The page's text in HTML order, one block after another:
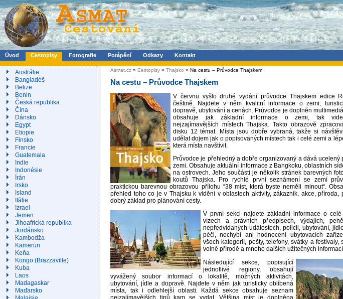
Úvod Cestopisy Fotografie Potápění Odkazy Kontakt
Austrálie
Bangladéš
Belize
Benin
Česká republika
Čína
Dánsko
Egypt
Etiopie
Finsko
Francie
Guatemala
Indie
Indonésie
Írán
Irsko
Island
Itálie
Izrael
Jemen
Jihoafrická republika
Jordánsko
Kambodža
Kamerun
Keňa
Kongo (Brazzaville)
Kuba
Laos
Madagaskar
Maďarsko
Asmat.cz » Cestopisy » Thajsko » Na cestu – Průvodce Thajskem
Na cestu – Průvodce Thajskem
V červnu vyšlo druhé vydání průvodce Thajskem edice
češtině. Najdete v něm kvalitní informace o zemi,
dopravě, ubytování a cenách. Průvodce je doplněn
obsahuje jak základní informace o zemi, tak
nejzajímavějších místech Thajska. Takto obrazově
disku 12 témat. Místa jsou dobře vybraná, takže si
udělat dojem jak o popisovaných místech tak i celé zemi a
která místa navštívit.
Průvodce je přehledný a dobře organizovaný a dává ucelený
zemi. Obsahuje aktuální informace z Bangkoku, oblastních
na ostrovech. Jeho součástí je několik stránek barevných
koutů Thajska. Pro rychlé první seznámení se zemí
praktickou barevnou obrazovou přílohu “38 míst, která byste neměli minout“.
přehled toho co je v Thajsku k vidění v oblastech aktivity, zákazník, akce, příroda,
dobrý základ pro plánování cesty.
V první sekci najdete základní informace o celé
vízech a právních předpisech, výdajích,
nepředvídaných událostech, policii, ubytování,
péči, nechybí ani hodnocení ubytovacích
všech kategorií, pošty, telefony, svátky a festivaly,
volné přírodě a mnoho dalších užitečných
Následující sekce, popisující
jednotlivé regiony, obsahují
vyvážený soubor informací o lokalitě, možných aktivitách,
ubytování, jídle a dopravě. Najdete v něm jak turisticky oblíbená
místa, tak i odlehlejší oblasti. Každá sekce obsahuje seznam
nejzajímavějších tipů kam se vydat. Většina míst je doplněna